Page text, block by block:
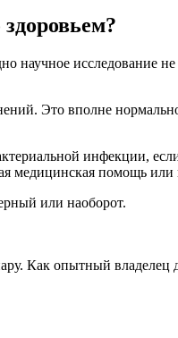
исследование
Это вполне
инфекции,
медицинская помощь или
или наоборот.
Как опытный